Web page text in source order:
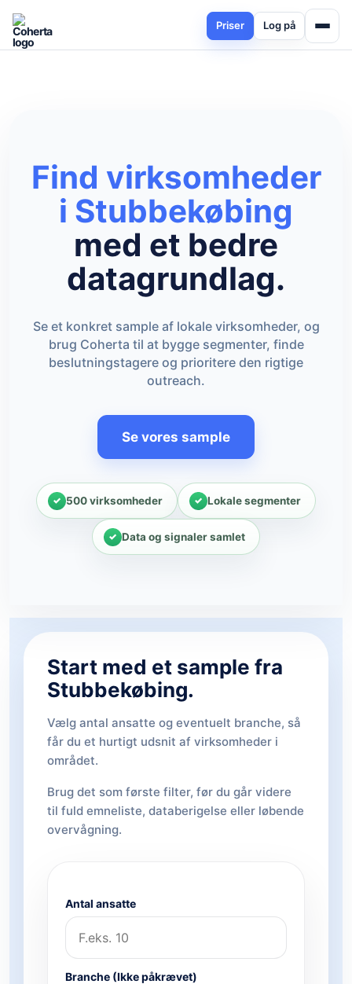
Priser Log på
Find virksomheder
i Stubbekøbing
med et bedre
datagrundlag.
Se et konkret sample af lokale virksomheder, og
brug Coherta til at bygge segmenter, finde
beslutningstagere og prioritere den rigtige
outreach.
Se vores sample
500 virksomheder Lokale segmenter
Data og signaler samlet
Start med et sample fra
Stubbekøbing.
Vælg antal ansatte og eventuelt branche, så
får du et hurtigt udsnit af virksomheder i
området.
Brug det som første filter, før du går videre
til fuld emneliste, databerigelse eller løbende
overvågning.
Antal ansatte
Branche (Ikke påkrævet)